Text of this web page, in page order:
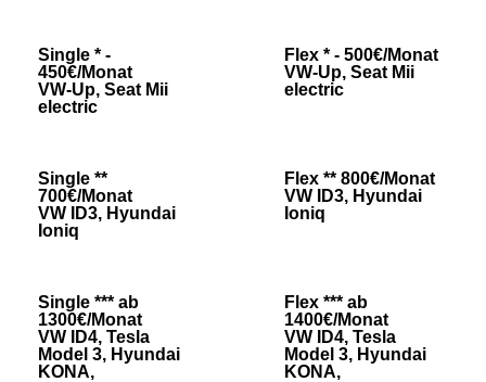
Single * -
450€/Monat
VW-Up, Seat Mii
electric
Flex * - 500€/Monat
VW-Up, Seat Mii
electric
Single **
700€/Monat
VW ID3, Hyundai
Ioniq
Flex ** 800€/Monat
VW ID3, Hyundai
Ioniq
Single *** ab
1300€/Monat
VW ID4, Tesla
Model 3, Hyundai
KONA,
Flex *** ab
1400€/Monat
VW ID4, Tesla
Model 3, Hyundai
KONA,